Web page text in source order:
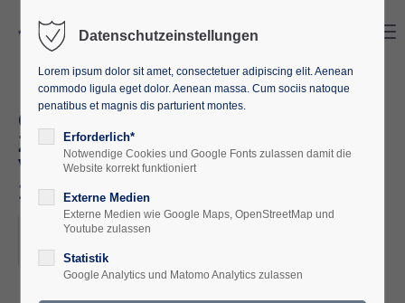
Gedenkstättenfahrt Für die
Zukunft zurück in die
Vergangenheit 08.07. –
17.07.2024
2024-07-08
ORT: AUSCHWITZ/POLEN
Datenschutzeinstellungen
Lorem ipsum dolor sit amet, consectetuer adipiscing elit. Aenean
commodo ligula eget dolor. Aenean massa. Cum sociis natoque
penatibus et magnis dis parturient montes.
Erforderlich*
Notwendige Cookies und Google Fonts zulassen damit die
Website korrekt funktioniert
Externe Medien
Externe Medien wie Google Maps, OpenStreetMap und
Youtube zulassen
Statistik
Google Analytics und Matomo Analytics zulassen